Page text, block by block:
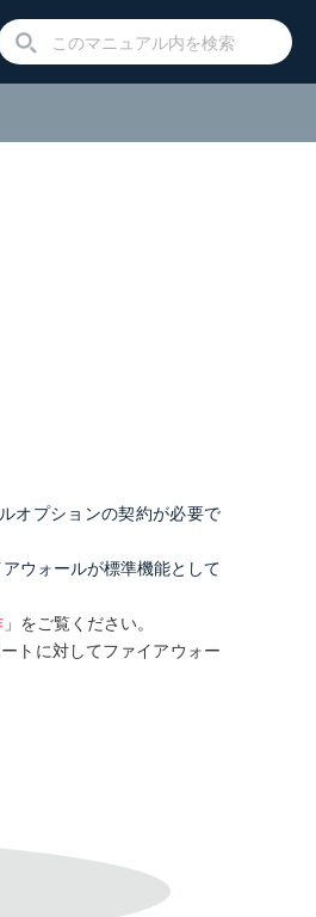
オプションの契約が必要で
ウォールが標準機能として
」をご覧ください。
トに対してファイアウォー